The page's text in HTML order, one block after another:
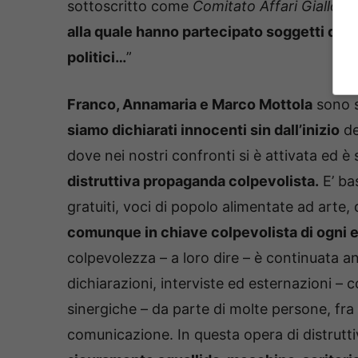
sottoscritto come Comitato Affari Giallo
alla quale hanno partecipato soggetti di
politici…”
Franco, Annamaria e Marco Mottola sono
siamo dichiarati innocenti sin dall’inizio
dove nei nostri confronti si è attivata ed è
distruttiva propaganda colpevolista. E’
gratuiti, voci di popolo alimentate ad
comunque in chiave colpevolista di ogni
colpevolezza – a loro dire – è continuata
dichiarazioni, interviste ed esternazioni –
sinergiche – da parte di molte persone,
comunicazione. In questa opera di